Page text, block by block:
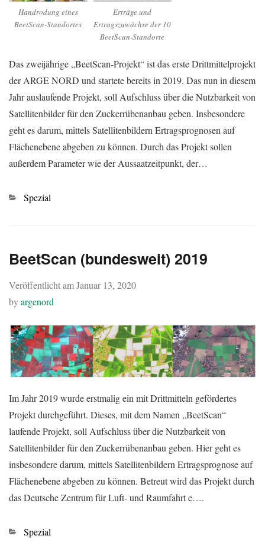
Handrodung eines
BeetScan-Standortes
Erträge und
Ertragszuwächse der 10
BeetScan-Standorte
Das zweijährige „BeetScan-Projekt“ ist das erste Drittmittelprojekt
der ARGE NORD und startete bereits in 2019. Das nun in diesem
Jahr auslaufende Projekt, soll Aufschluss über die Nutzbarkeit von
Satellitenbilder für den Zuckerrübenanbau geben. Insbesondere
geht es darum, mittels Satellitenbildern Ertragsprognosen auf
Flächenebene abgeben zu können. Durch das Projekt sollen
außerdem Parameter wie der Aussaatzeitpunkt, der…
Kategorien
Spezial
BeetScan (bundesweit) 2019
Veröffentlicht amJanuar 13, 2020
byargenord
Im Jahr 2019 wurde erstmalig ein mit Drittmitteln gefördertes
Projekt durchgeführt. Dieses, mit dem Namen „BeetScan“
laufende Projekt, soll Aufschluss über die Nutzbarkeit von
Satellitenbilder für den Zuckerrübenanbau geben. Hier geht es
insbesondere darum, mittels Satellitenbildern Ertragsprognose auf
Flächenebene abgeben zu können. Betreut wird das Projekt durch
das Deutsche Zentrum für Luft- und Raumfahrt e….
Kategorien
Spezial